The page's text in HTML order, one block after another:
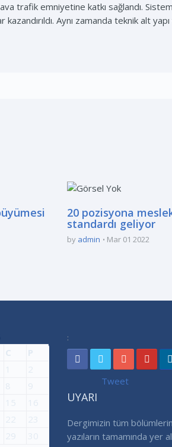
trafik emniyetine katkı sağlandı.
Aynı zamanda teknik alt
20 pozisyona
standardı geliyor
by admin Mar 01 2022
C
P
1
2
8
9
15
16
22
23
29
30
:
Tweet
UYARI
Dergimizin tüm
yazıların tamamında yer